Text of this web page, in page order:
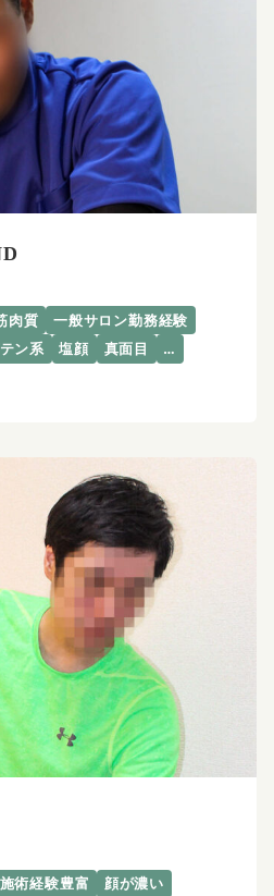
肉質
一般サロン勤務経験
ン系 塩顔 真面目 …
施術経験豊富
顔が濃い